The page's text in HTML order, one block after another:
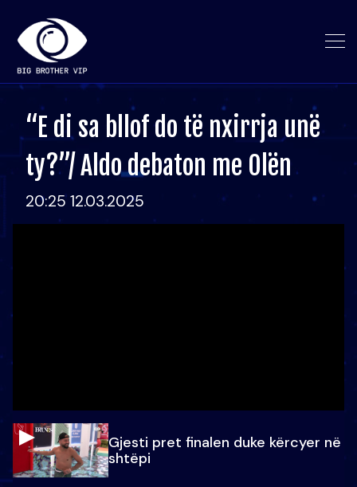
“E di sa bllof do të nxirrja unë
ty?”/ Aldo debaton me Olën
20:25 12.03.2025
Gjesti pret finalen duke kërcyer në
shtëpi